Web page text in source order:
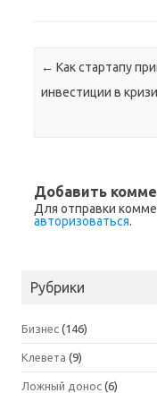
Навигация по
← Как стартапу
инвестиции в
Добавить
Для отправки
авторизоваться.
Рубрики
Бизнес (146)
Клевета (9)
Ложный донос (6)